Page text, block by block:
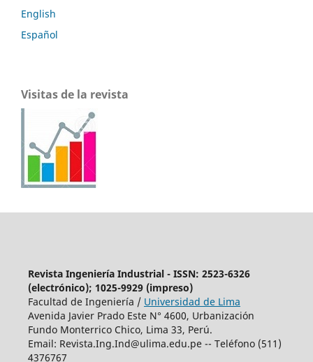
English
Español
Visitas de la revista
Revista Ingeniería Industrial - ISSN: 2523-6326
(electrónico); 1025-9929 (impreso)
Facultad de Ingeniería / Universidad de Lima
Avenida Javier Prado Este N° 4600, Urbanización
Fundo Monterrico Chico, Lima 33, Perú.
Email: Revista.Ing.Ind@ulima.edu.pe-- Teléfono (511)
4376767